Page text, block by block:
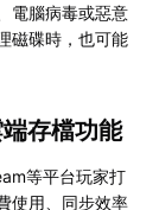
電腦病毒或惡意
磁碟時，也可能
端存檔功能
等平台玩家打
使用、同步效率